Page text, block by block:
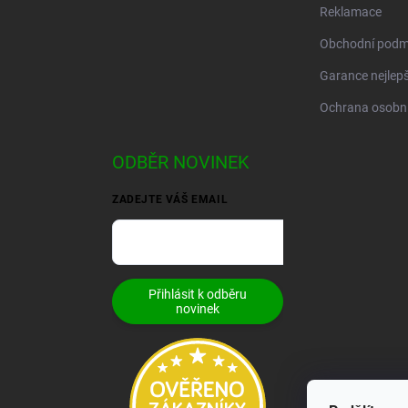
Reklamace
Obchodní
Garance
Ochrana
ODBĚR NOVINEK
ZADEJTE VÁŠ EMAIL
Přihlásit k odběru
novinek